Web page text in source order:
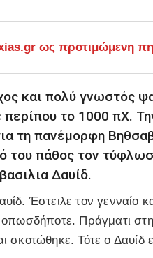
ως προτιμώμενη
και πολύ γνωστός
το 1000 πΧ.
τη πανέμορφη
του πάθος τον
Δαυίδ.
Έστειλε τον γενναίο
οπωσδήποτε. Πράγματι
σκοτώθηκε. Τότε ο Δαυίδ